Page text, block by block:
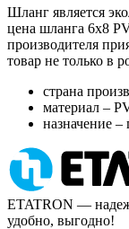
Шланг является
цена шланга 6х8
производителя
товар не только в
страна
материал –
назначение
ETATRON —
удобно, выгодно!